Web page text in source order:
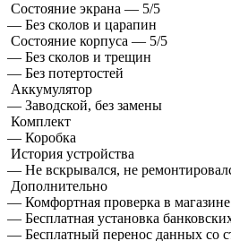
Состояние экрана — 5/5
— Без сколов и царапин
Состояние корпуса — 5/5
— Без сколов и трещин
— Без потертостей
Аккумулятор
— Заводской, без замены
Комплект
— Коробка
История устройства
— Не вскрывался, не
Дополнительно
— Комфортная проверка в магазине
— Бесплатная установка
— Бесплатный перенос данных со